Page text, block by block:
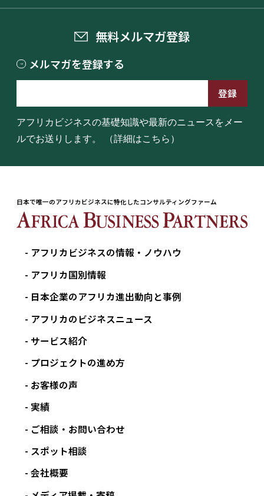
無料メルマガ登録
メルマガを登録する
アフリカビジネスの基礎知識や最新のニュースをメー
ルでお送りします。
（詳細はこちら）
日本で唯一のアフリカビジネスに特化したコンサルティングファーム
アフリカビジネスの情報・ノウハウ
アフリカ国別情報
日本企業のアフリカ進出動向と事例
アフリカのビジネスニュース
サービス紹介
プロジェクトの進め方
お客様の声
実績
ご相談・お問い合わせ
スポット相談
会社概要